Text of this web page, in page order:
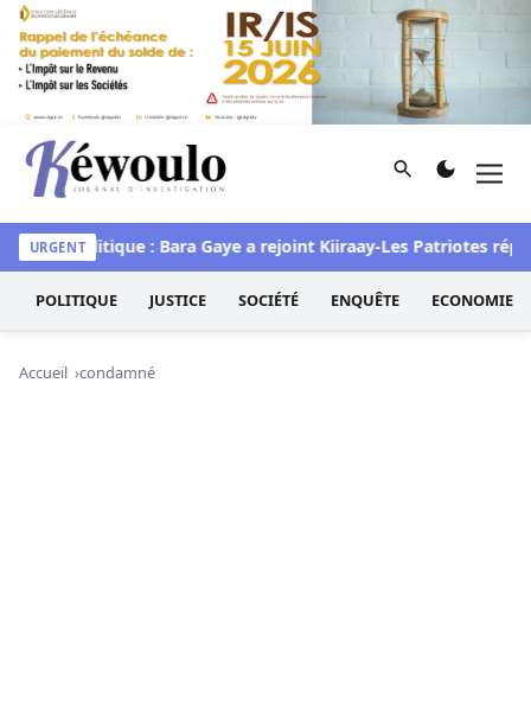
Aller au contenu
Kéwoulo, le premier site d'information et d'investigation
Rechercher
URGENT
Politique : Bara Gaye a rejoint Kiiraay-Les Patriotes
POLITIQUE JUSTICE SOCIÉTÉ ENQUÊTE ECONOMIE
Accueil condamné